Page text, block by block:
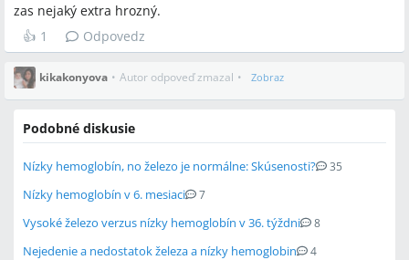
zas nejaký extra hrozný.
👍 1 Odpovedz
kikakonyova • Autor odpoveď zmazal • Zobraz
Podobné diskusie
Nízky hemoglobín, no železo je normálne: Skúsenosti? 35
Nízky hemoglobín v 6. mesiaci 7
Vysoké železo verzus nízky hemoglobín v 36. týždni 8
Nejedenie a nedostatok železa a nízky hemoglobin 4